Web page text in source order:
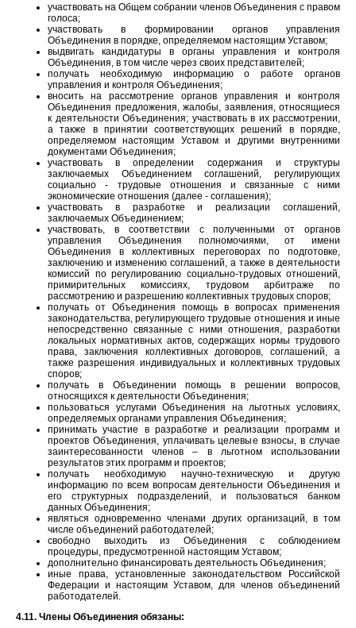
участвовать на Общем собрании членов Объединения с правом
голоса;
участвовать в формировании органов управления
Объединения в порядке, определяемом настоящим Уставом;
выдвигать кандидатуры в органы управления и контроля
Объединения, в том числе через своих представителей;
получать необходимую информацию о работе органов
управления и контроля Объединения;
вносить на рассмотрение органов управления и контроля
Объединения предложения, жалобы, заявления, относящиеся
к деятельности Объединения; участвовать в их рассмотрении,
а также в принятии соответствующих решений в порядке,
определяемом настоящим Уставом и другими внутренними
документами Объединения;
участвовать в определении содержания и структуры
заключаемых Объединением соглашений, регулирующих
социально - трудовые отношения и связанные с ними
экономические отношения (далее - соглашения);
участвовать в разработке и реализации соглашений,
заключаемых Объединением;
участвовать, в соответствии с полученными от органов
управления Объединения полномочиями, от имени
Объединения в коллективных переговорах по подготовке,
заключению и изменению соглашений, а также в деятельности
комиссий по регулированию социально-трудовых отношений,
примирительных комиссиях, трудовом арбитраже по
рассмотрению и разрешению коллективных трудовых споров;
получать от Объединения помощь в вопросах применения
законодательства, регулирующего трудовые отношения и иные
непосредственно связанные с ними отношения, разработки
локальных нормативных актов, содержащих нормы трудового
права, заключения коллективных договоров, соглашений, а
также разрешения индивидуальных и коллективных трудовых
споров;
получать в Объединении помощь в решении вопросов,
относящихся к деятельности Объединения;
пользоваться услугами Объединения на льготных условиях,
определяемых органами управления Объединения;
принимать участие в разработке и реализации программ и
проектов Объединения, уплачивать целевые взносы, в случае
заинтересованности членов – в льготном использовании
результатов этих программ и проектов;
получать необходимую научно-техническую и другую
информацию по всем вопросам деятельности Объединения и
его структурных подразделений, и пользоваться банком
данных Объединения;
являться одновременно членами других организаций, в том
числе объединений работодателей;
свободно выходить из Объединения с соблюдением
процедуры, предусмотренной настоящим Уставом;
дополнительно финансировать деятельность Объединения;
иные права, установленные законодательством Российской
Федерации и настоящим Уставом, для членов объединений
работодателей.
4.11. Члены Объединения обязаны: